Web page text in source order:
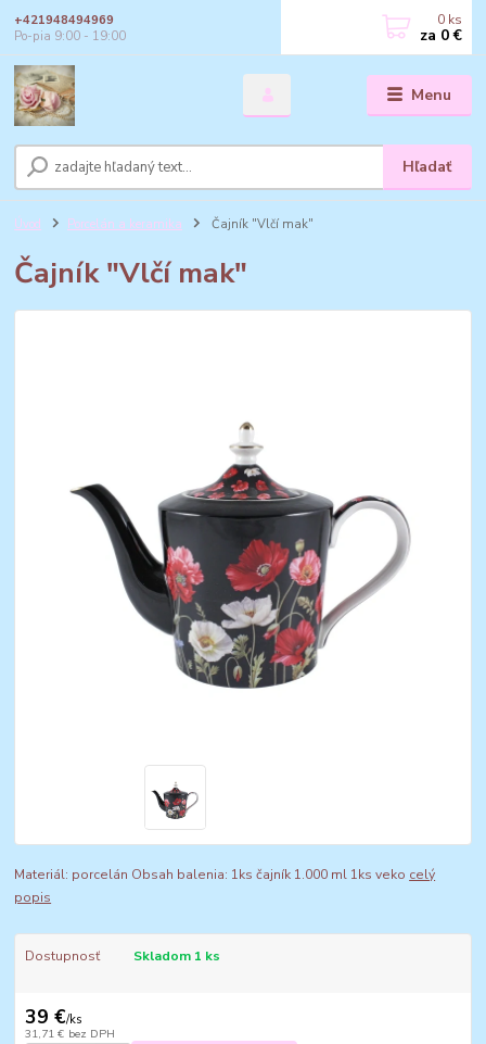
Menu
Hľadať
+421948494969
Po-pia 9:00 - 19:00
0 ks
za 0 €
Úvod Porcelán a keramika Čajník "Vlčí mak"
Čajník "Vlčí mak"
Materiál: porcelán Obsah balenia: 1ks čajník 1.000 ml 1ks veko celý
popis
Dostupnosť Skladom 1 ks
39 €/ks
31,71 € bez DPH